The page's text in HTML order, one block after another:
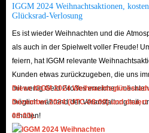
IGGM 2024 Weihnachtsaktionen,
Glücksrad-Verlosung
Es ist wieder Weihnachten und die
als auch in der Spielwelt voller Freude!
feiern, hat IGGM relevante
Kunden etwas zurückzugeben, die uns
mit wenig Geld Großes erreichen
möglich während der Veranstaltung teil,
erhalten!
Diese IGGM 2024
Dezember 2024 (UTC-08:00) und
08:00).